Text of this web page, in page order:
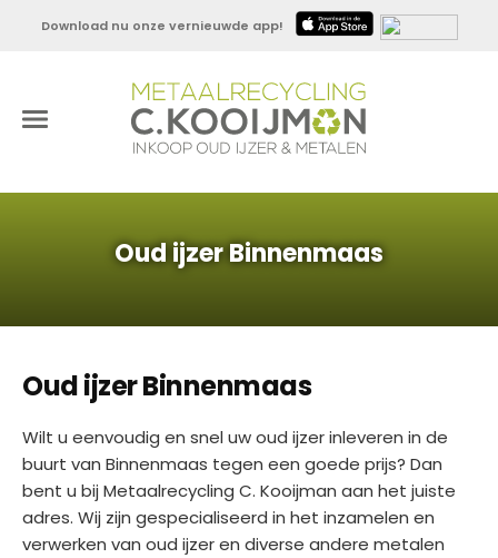
Download nu onze vernieuwde app!
Oud ijzer Binnenmaas
Oud ijzer Binnenmaas
Wilt u eenvoudig en snel uw oud ijzer inleveren in de
buurt van Binnenmaas tegen een goede prijs? Dan
bent u bij Metaalrecycling C. Kooijman aan het juiste
adres. Wij zijn gespecialiseerd in het inzamelen en
verwerken van oud ijzer en diverse andere metalen